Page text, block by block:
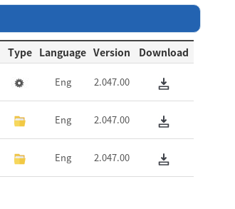
Type Language Version Download
Eng 2.047.00
Eng 2.047.00
Eng 2.047.00